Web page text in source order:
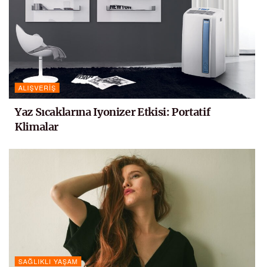
ALIŞVERIŞ
Yaz Sıcaklarına Iyonizer Etkisi: Portatif
Klimalar
SAĞLIKLI YAŞAM